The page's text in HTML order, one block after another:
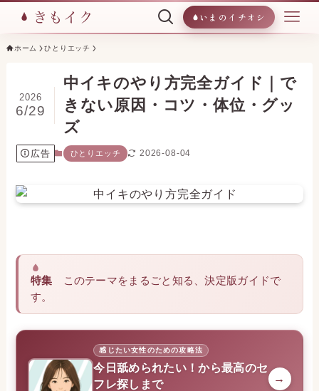
いまのイチオシ
ホーム ひとりエッチ
中イキのやり方完全ガイド｜で
きない原因・コツ・体位・グッ
ズ
2026
6/29
広告 ひとりエッチ 2026-08-04
特集 このテーマをまるごと知る、決定版ガイドで
す。
感じたい女性のための攻略法
今日舐められたい！から最高のセ
フレ探しまで
→